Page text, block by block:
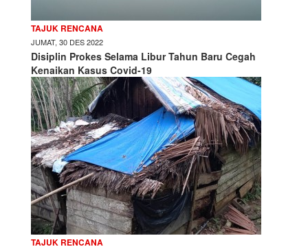
TAJUK RENCANA
JUMAT, 30 DES 2022
Disiplin Prokes Selama Libur Tahun Baru Cegah
Kenaikan Kasus Covid-19
TAJUK RENCANA